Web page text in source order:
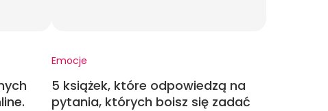
Emocje
5 książek, które odpowiedzą na
pytania, których boisz się zadać